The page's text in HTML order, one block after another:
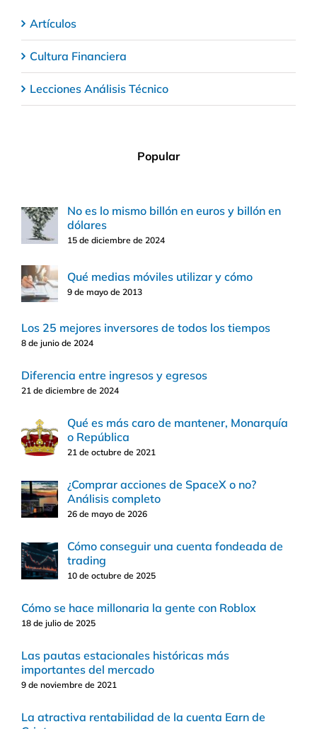
Artículos
Cultura Financiera
Lecciones Análisis Técnico
Popular
No es lo mismo billón en euros y billón en
dólares
15 de diciembre de 2024
Qué medias móviles utilizar y cómo
9 de mayo de 2013
Los 25 mejores inversores de todos los tiempos
8 de junio de 2024
Diferencia entre ingresos y egresos
21 de diciembre de 2024
Qué es más caro de mantener, Monarquía
o República
21 de octubre de 2021
¿Comprar acciones de SpaceX o no?
Análisis completo
26 de mayo de 2026
Cómo conseguir una cuenta fondeada de
trading
10 de octubre de 2025
Cómo se hace millonaria la gente con Roblox
18 de julio de 2025
Las pautas estacionales históricas más
importantes del mercado
9 de noviembre de 2021
La atractiva rentabilidad de la cuenta Earn de